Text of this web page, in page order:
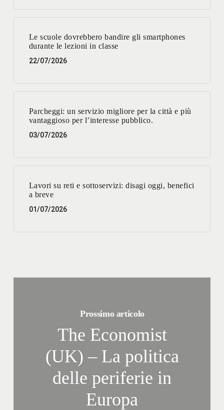
Le scuole dovrebbero bandire gli smartphones
durante le lezioni in classe
22/07/2026
Parcheggi: un servizio migliore per la città e più
vantaggioso per l’interesse pubblico.
03/07/2026
Lavori su reti e sottoservizi: disagi oggi, benefici
a breve
01/07/2026
Prossimo articolo
The Economist
(UK) – La politica
delle periferie in
Europa